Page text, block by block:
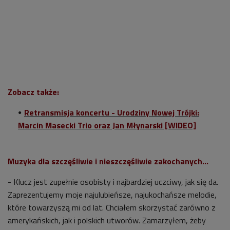
Zobacz także:
Retransmisja koncertu - Urodziny Nowej Trójki:
Marcin Masecki Trio oraz Jan Młynarski [WIDEO]
Muzyka dla szczęśliwie i nieszczęśliwie zakochanych...
- Klucz jest zupełnie osobisty i najbardziej uczciwy, jak się da.
Zaprezentujemy moje najulubieńsze, najukochańsze melodie,
które towarzyszą mi od lat. Chciałem skorzystać zarówno z
amerykańskich, jak i polskich utworów. Zamarzyłem, żeby